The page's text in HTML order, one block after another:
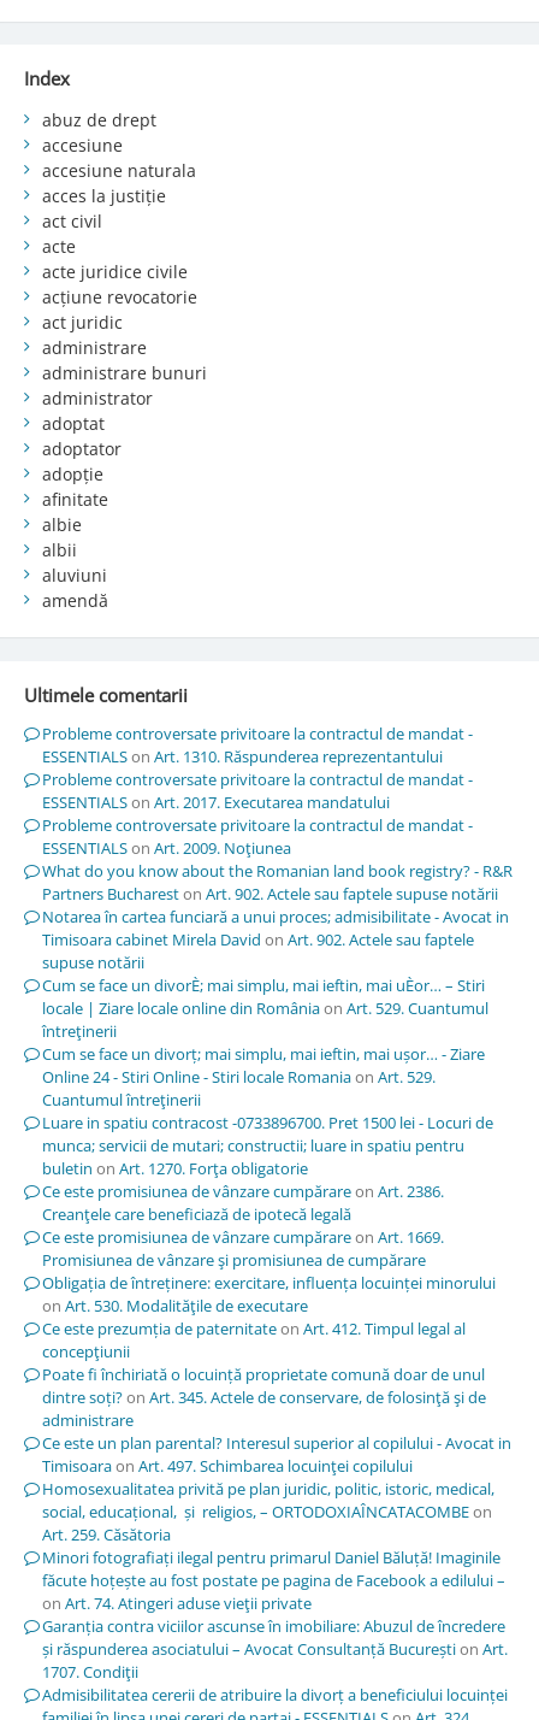
Index
abuz de drept
accesiune
accesiune naturala
acces la justiție
act civil
acte
acte juridice civile
acțiune revocatorie
act juridic
administrare
administrare bunuri
administrator
adoptat
adoptator
adopție
afinitate
albie
albii
aluviuni
amendă
Ultimele comentarii
Probleme controversate privitoare la contractul de mandat -
ESSENTIALSon Art. 1310. Răspunderea reprezentantului
Probleme controversate privitoare la contractul de mandat -
ESSENTIALSon Art. 2017. Executarea mandatului
Probleme controversate privitoare la contractul de mandat -
ESSENTIALSon Art. 2009. Noţiunea
What do you know about the Romanian land book registry? - R&R
Partners Buchareston Art. 902. Actele sau faptele supuse notării
Notarea în cartea funciară a unui proces; admisibilitate - Avocat in
Timisoara cabinet Mirela David on Art. 902. Actele sau faptele
supuse notării
Cum se face un divorÈ; mai simplu, mai ieftin, mai uÈor… – Stiri
locale | Ziare locale online din Româniaon Art. 529. Cuantumul
întreţinerii
Cum se face un divorț; mai simplu, mai ieftin, mai ușor… - Ziare
Online 24 - Stiri Online - Stiri locale Romaniaon Art. 529.
Cuantumul întreţinerii
Luare in spatiu contracost -0733896700. Pret 1500 lei - Locuri de
munca; servicii de mutari; constructii; luare in spatiu pentru
buletin on Art. 1270. Forţa obligatorie
Ce este promisiunea de vânzare cumpărareon Art. 2386.
Creanţele care beneficiază de ipotecă legală
Ce este promisiunea de vânzare cumpărareon Art. 1669.
Promisiunea de vânzare şi promisiunea de cumpărare
Obligația de întreținere: exercitare, influența locuinței minorului
on Art. 530. Modalităţile de executare
Ce este prezumția de paternitateon Art. 412. Timpul legal al
concepţiunii
Poate fi închiriată o locuință proprietate comună doar de unul
dintre soți?on Art. 345. Actele de conservare, de folosinţă şi de
administrare
Ce este un plan parental? Interesul superior al copilului - Avocat in
Timisoaraon Art. 497. Schimbarea locuinţei copilului
Homosexualitatea privită pe plan juridic, politic, istoric, medical,
social, educațional, și religios, – ORTODOXIAÎNCATACOMBEon
Art. 259. Căsătoria
Minori fotografiați ilegal pentru primarul Daniel Băluță! Imaginile
făcute hoțește au fost postate pe pagina de Facebook a edilului –
on Art. 74. Atingeri aduse vieţii private
Garanția contra viciilor ascunse în imobiliare: Abuzul de încredere
și răspunderea asociatului – Avocat Consultanță Bucureștion Art.
1707. Condiţii
Admisibilitatea cererii de atribuire la divorț a beneficiului locuinței